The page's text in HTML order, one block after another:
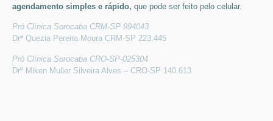
agendamento simples e rápido, que pode ser feito pelo celular.
Pró Clínica Sorocaba CRM-SP 994043
Drª Quezia Pereira Moura CRM-SP 223.445
Pró Clínica Sorocaba CRO-SP-025304
Drº Miken Muller Silveira Alves – CRO-SP 140.613